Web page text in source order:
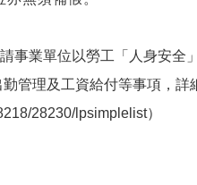
業單位以勞工「人身安全
管理及工資給付等事項，詳
28230/lpsimplelist）